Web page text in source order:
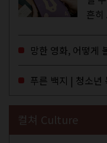
흔
MD
이
푸른 백지 | 청소년
컬쳐 Culture